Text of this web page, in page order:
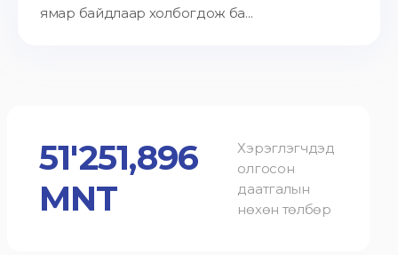
ямар байдлаар холбогдож ба...
51'251,896
MNT
Хэрэглэгчдэд
олгосон
даатгалын
нөхөн төлбөр